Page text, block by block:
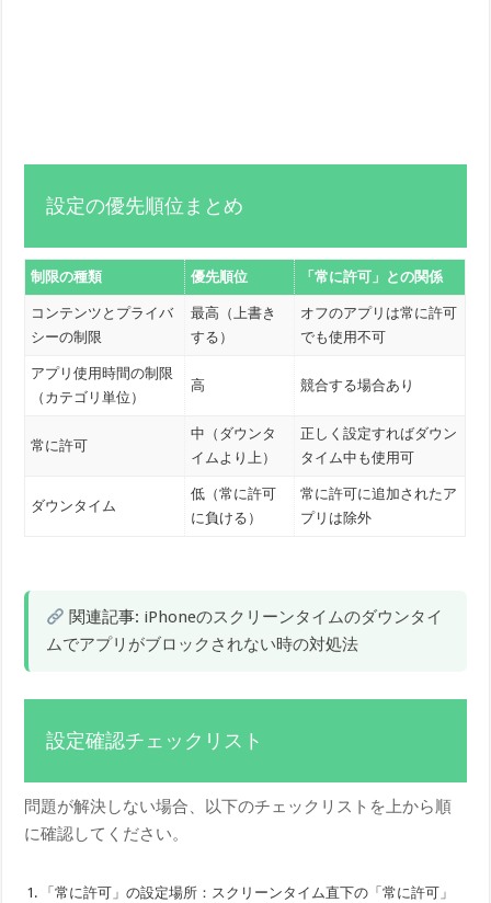
設定の優先順位まとめ
制限の種類 優先順位 「常に許可」との関係
コンテンツとプライバ
シーの制限
最高（上書き
する）
オフのアプリは常に許可
でも使用不可
アプリ使用時間の制限
（カテゴリ単位）
高 競合する場合あり
常に許可
中（ダウンタ
イムより上）
正しく設定すればダウン
タイム中も使用可
ダウンタイム
低（常に許可
に負ける）
常に許可に追加されたア
プリは除外
関連記事: iPhoneのスクリーンタイムのダウンタイ
ムでアプリがブロックされない時の対処法
設定確認チェックリスト
問題が解決しない場合、以下のチェックリストを上から順
に確認してください。
「常に許可」の設定場所：スクリーンタイム直下の「常に許可」